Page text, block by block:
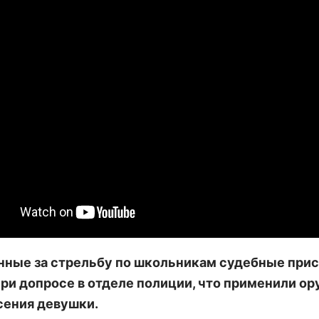
за стрельбу по школьникам судебные
допросе в отделе полиции, что применили
девушки.